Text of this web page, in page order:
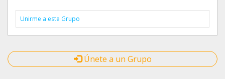
Unirme a este Grupo
Únete a un Grupo